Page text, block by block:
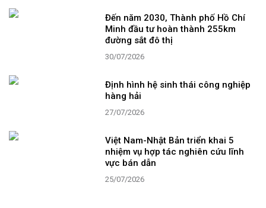
Đến năm 2030, Thành phố Hồ Chí
Minh đầu tư hoàn thành 255km
đường sắt đô thị
30/07/2026
Định hình hệ sinh thái công nghiệp
hàng hải
27/07/2026
Việt Nam-Nhật Bản triển khai 5
nhiệm vụ hợp tác nghiên cứu lĩnh
vực bán dẫn
25/07/2026